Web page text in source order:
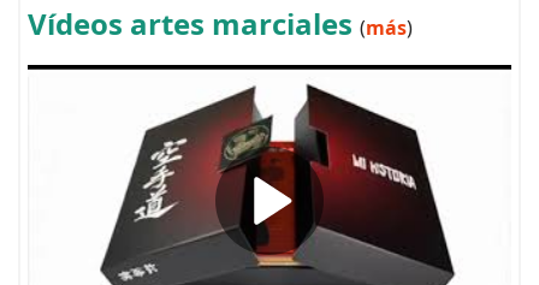
Vídeos artes marciales (más)